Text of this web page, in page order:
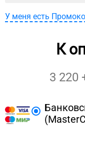
У меня есть
К
3 220